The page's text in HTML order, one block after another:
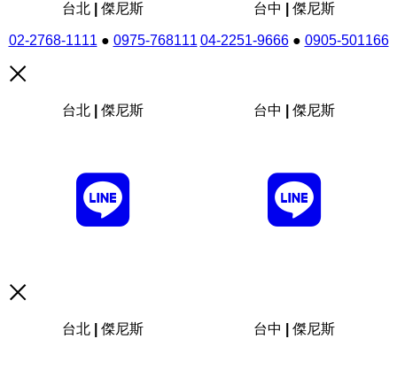
台北 | 傑尼斯
02-2768-1111 ● 0975-768111
台中 | 傑尼斯
04-2251-9666● 0905-501166
台北 | 傑尼斯 台中 | 傑尼斯
台北 | 傑尼斯 台中 | 傑尼斯